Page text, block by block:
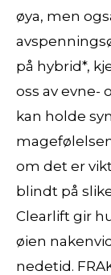
øya, men
på hybrid*,
oss av evne-
kan holde
om det er
blindt på
Clearlift gir
øien
nedetid.